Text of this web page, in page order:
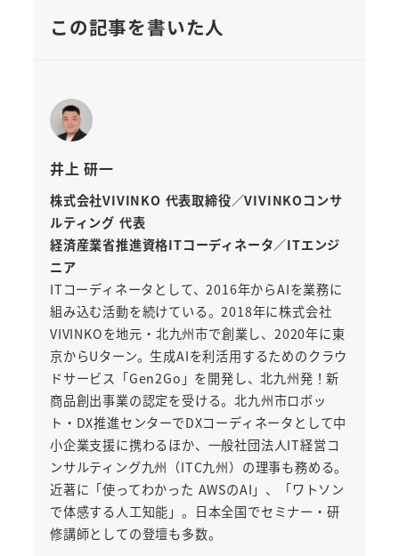
この記事を書いた人
井上 研一
株式会社VIVINKO 代表取締役／VIVINKOコンサ
ルティング 代表
経済産業省推進資格ITコーディネータ／ITエンジ
ニア
ITコーディネータとして、2016年からAIを業務に
組み込む活動を続けている。2018年に株式会社
VIVINKOを地元・北九州市で創業し、2020年に東
京からUターン。生成AIを利活用するためのクラウ
ドサービス「Gen2Go」を開発し、北九州発！新
商品創出事業の認定を受ける。北九州市ロボッ
ト・DX推進センターでDXコーディネータとして中
小企業支援に携わるほか、一般社団法人IT経営コ
ンサルティング九州（ITC九州）の理事も務める。
近著に「使ってわかった AWSのAI」、「ワトソン
で体感する人工知能」。日本全国でセミナー・研
修講師としての登壇も多数。